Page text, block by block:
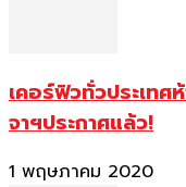
เคอร์ฟิวทั่วประเทศ
จาฯประกาศแล้ว!
1 พฤษภาคม 2020